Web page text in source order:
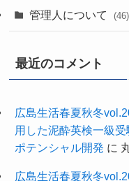
(42)
(11)
(10)
(20)
管理人について (46)
(3)
(9)
最近のコメント
広島生活春夏秋冬
用した泥酔英検一級
ポテンシャル開発 に
広島生活春夏秋冬